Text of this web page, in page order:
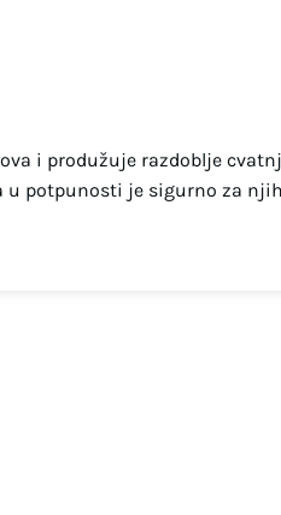
i produžuje razdoblje
u potpunosti je sigurno za